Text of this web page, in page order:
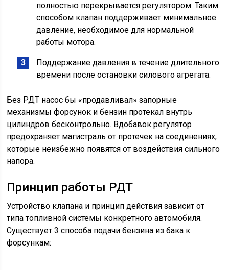
полностью перекрывается регулятором. Таким
способом клапан поддерживает минимальное
давление, необходимое для нормальной
работы мотора.
Поддержание давления в течение длительного
времени после остановки силового агрегата.
Без РДТ насос бы «продавливал» запорные
механизмы форсунок и бензин протекал внутрь
цилиндров бесконтрольно. Вдобавок регулятор
предохраняет магистраль от протечек на соединениях,
которые неизбежно появятся от воздействия сильного
напора.
Принцип работы РДТ
Устройство клапана и принцип действия зависит от
типа топливной системы конкретного автомобиля.
Существует 3 способа подачи бензина из бака к
форсункам: